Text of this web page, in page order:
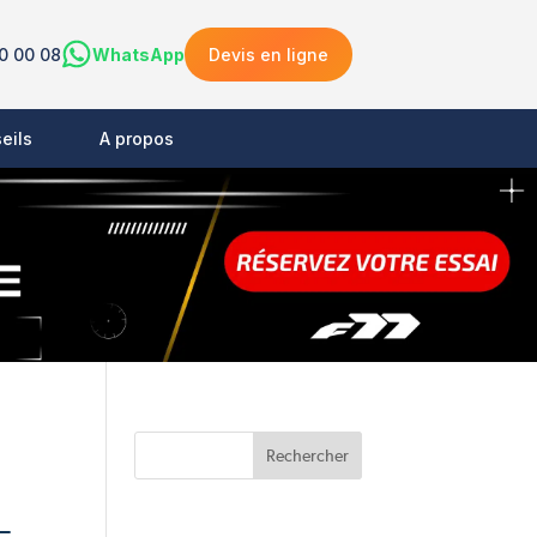
00 08 WhatsApp Devis en ligne
A propos